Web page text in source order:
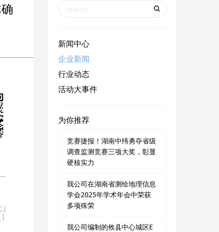
新闻中心
企业新闻
行业动态
活动大事件
为你推荐
竞赛捷报！湖南中纬勇夺省级
调查监测竞赛三项大奖，彰显
硬核实力
我公司在湖南省测绘地理信息
学会2025年学术年会中荣获
多项殊荣
我公司编制的攸县中心城区E